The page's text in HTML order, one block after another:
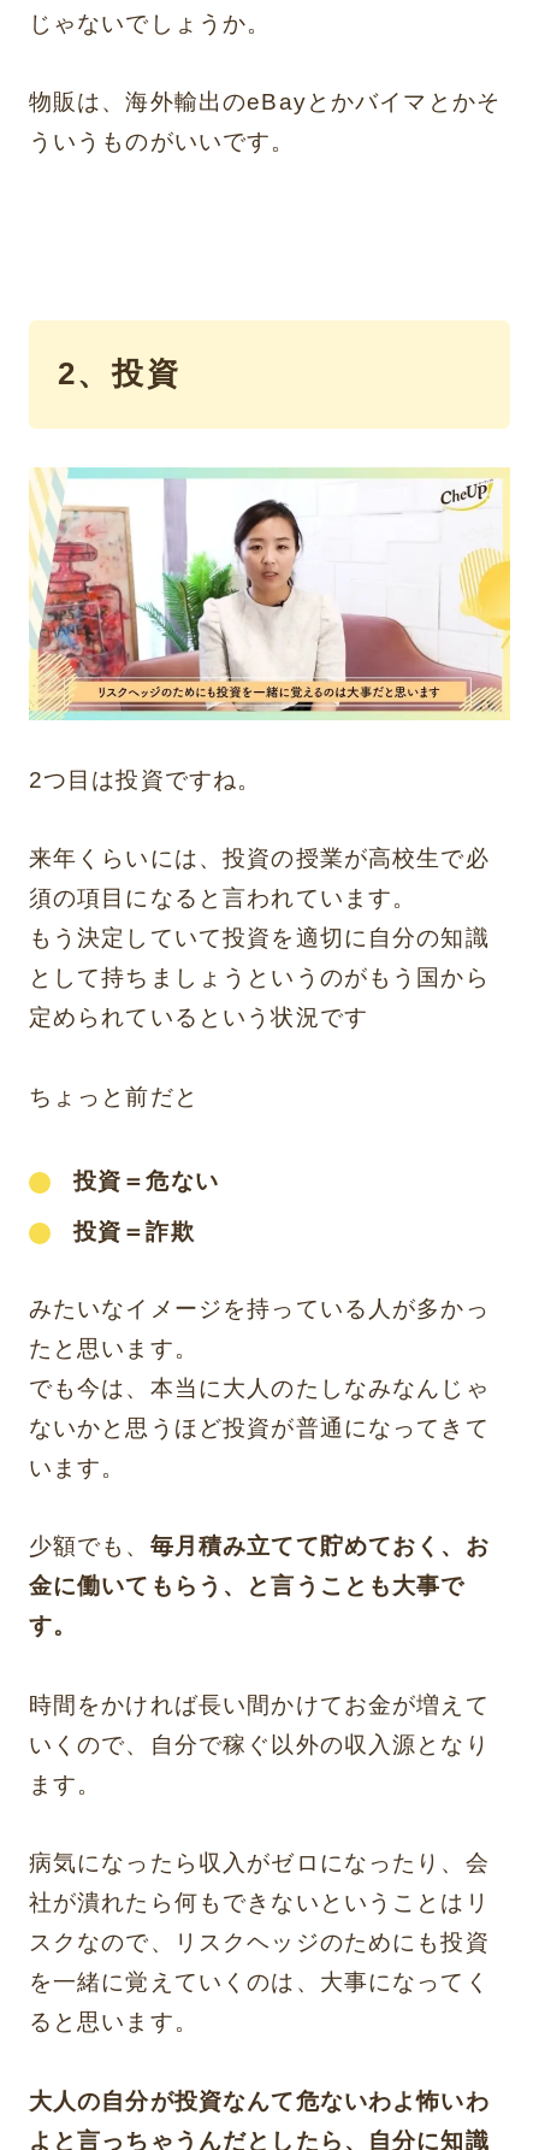
じゃないでしょうか。
物販は、海外輸出のeBayとかバイマとかそ
ういうものがいいです。
2、投資
2つ目は投資ですね。
来年くらいには、投資の授業が高校生で必
須の項目になると言われています。
もう決定していて投資を適切に自分の知識
として持ちましょうというのがもう国から
定められているという状況です
ちょっと前だと
投資＝危ない
投資＝詐欺
みたいなイメージを持っている人が多かっ
たと思います。
でも今は、本当に大人のたしなみなんじゃ
ないかと思うほど投資が普通になってきて
います。
少額でも、 毎月積み立てて貯めておく、お
金に働いてもらう、と言うことも大事で
す。
時間をかければ長い間かけてお金が増えて
いくので、自分で稼ぐ以外の収入源となり
ます。
病気になったら収入がゼロになったり、会
社が潰れたら何もできないということはリ
スクなので、リスクヘッジのためにも投資
を一緒に覚えていくのは、大事になってく
ると思います。
大人の自分が投資なんて危ないわよ怖いわ
よと言っちゃうんだとしたら、自分に知識